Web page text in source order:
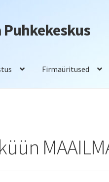
Firmaüritused